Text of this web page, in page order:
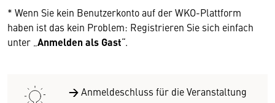
* Wenn Sie kein Benutzerkonto auf der WKO-Plattform
haben ist das kein Problem: Registrieren Sie sich einfach
unter „ Anmelden als Gast“.
→Anmeldeschluss für die Veranstaltung